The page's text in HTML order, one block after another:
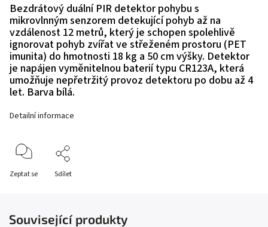
Bezdrátový duální PIR detektor pohybu s
mikrovlnným senzorem detekující pohyb až na
vzdálenost 12 metrů, který je schopen spolehlivě
ignorovat pohyb zvířat ve střeženém prostoru (PET
imunita) do hmotnosti 18 kg a 50 cm výšky. Detektor
je napájen vyměnitelnou baterií typu CR123A, která
umožňuje nepřetržitý provoz detektoru po dobu až 4
let. Barva bílá.
Detailní informace
Zeptat se Sdílet
Související produkty